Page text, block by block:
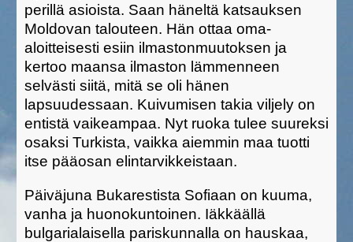
perillä asioista. Saan häneltä katsauksen
Moldovan talouteen. Hän ottaa oma-
aloitteisesti esiin ilmastonmuutoksen ja
kertoo maansa ilmaston lämmenneen
selvästi siitä, mitä se oli hänen
lapsuudessaan. Kuivumisen takia viljely on
entistä vaikeampaa. Nyt ruoka tulee suureksi
osaksi Turkista, vaikka aiemmin maa tuotti
itse pääosan elintarvikkeistaan.
Päiväjuna Bukarestista Sofiaan on kuuma,
vanha ja huonokuntoinen. Iäkkäällä
bulgarialaisella pariskunnalla on hauskaa,